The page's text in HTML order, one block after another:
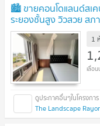
​🏙️ ขายคอนโดแลนด์สเค
ระยอง ​ชั้นสูง วิวสวย ส
1
The Landscape